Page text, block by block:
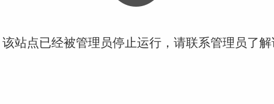
站点已经被管理员停止运行，请联系管理员了